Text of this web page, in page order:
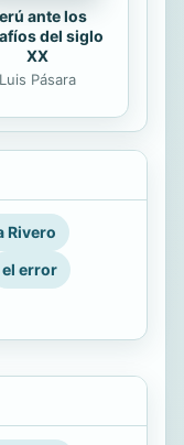
ante los
del siglo
XX
Luis Pásara
Rivero
el error